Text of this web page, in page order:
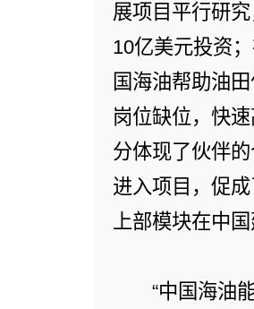
展项目平行研
10亿美元投资
国海油帮助油
岗位缺位，快
分体现了伙伴
进入项目，促
上部模块在中
“中国海油能